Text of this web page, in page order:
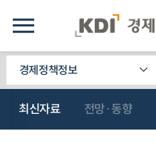
경제정책정보
최신자료 전망·동향